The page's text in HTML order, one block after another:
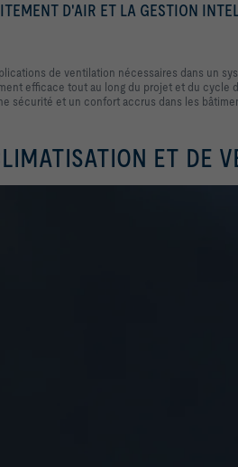
D'AIR ET LA GESTION
de ventilation nécessaires dans un
efficace tout au long du projet et du cycle
sécurité et un confort accrus dans les
ET DE